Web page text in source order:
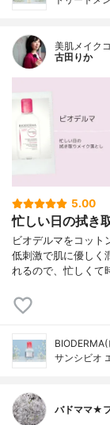
美肌メイク
古田りか
5.00
忙しい日の拭き
ビオデルマをコット
低刺激で肌に優しく
れるので、忙しくて
サンシビオ
バドママ★